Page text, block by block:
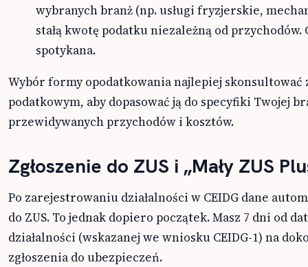
wybranych branż (np. usługi fryzjerskie,
stałą kwotę podatku niezależną od przychodów.
spotykana.
Wybór formy opodatkowania najlepiej skonsultować
podatkowym, aby dopasować ją do specyfiki Twojej
przewidywanych przychodów i kosztów.
Zgłoszenie do ZUS i „Mały ZUS
Po zarejestrowaniu działalności w CEIDG dane
do ZUS. To jednak dopiero początek. Masz 7 dni od
działalności (wskazanej we wniosku CEIDG-1) na
zgłoszenia do ubezpieczeń.